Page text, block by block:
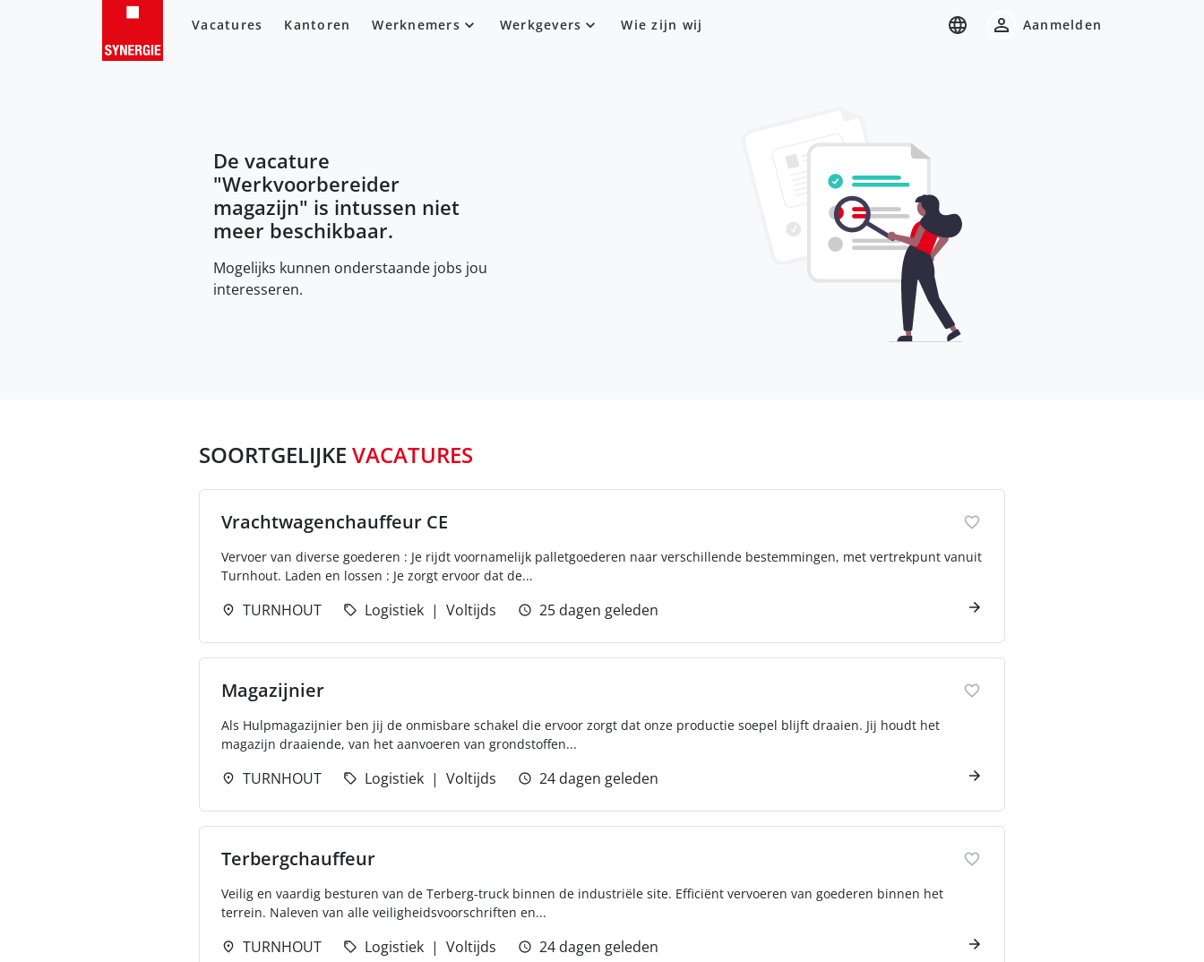
Vacatures Kantoren Werknemers Werkgevers Wie zijn wij Aanmelden
De vacature
"Werkvoorbereider
magazijn" is intussen niet
meer beschikbaar.
Mogelijks kunnen onderstaande jobs jou
interesseren.
SOORTGELIJKE VACATURES
Vrachtwagenchauffeur CE
Vervoer van diverse goederen : Je rijdt voornamelijk palletgoederen naar verschillende bestemmingen, met vertrekpunt vanuit
Turnhout. Laden en lossen : Je zorgt ervoor dat de...
TURNHOUT Logistiek Voltijds 25 dagen geleden
Magazijnier
Als Hulpmagazijnier ben jij de onmisbare schakel die ervoor zorgt dat onze productie soepel blijft draaien. Jij houdt het
magazijn draaiende, van het aanvoeren van grondstoffen...
TURNHOUT Logistiek Voltijds 24 dagen geleden
Terbergchauffeur
Veilig en vaardig besturen van de Terberg-truck binnen de industriële site. Efficiënt vervoeren van goederen binnen het
terrein. Naleven van alle veiligheidsvoorschriften en...
TURNHOUT Logistiek Voltijds 24 dagen geleden